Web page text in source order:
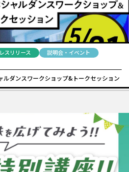
スリリース 説明会・イベント
ダンスワークショップ&トークセッション